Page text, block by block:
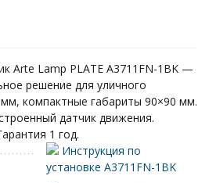
Arte Lamp PLATE A3711FN-1BK —
решение для уличного
компактные габариты 90×90 мм.
датчик движения.
1 год.
Инструкция по
установке A3711FN-1BK